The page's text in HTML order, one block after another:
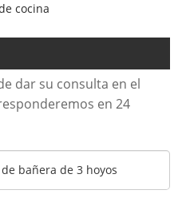
cocina
dar su consulta en el
en 24